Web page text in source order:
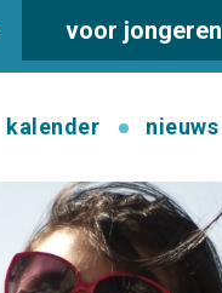
voor jongeren
kalender nieuws